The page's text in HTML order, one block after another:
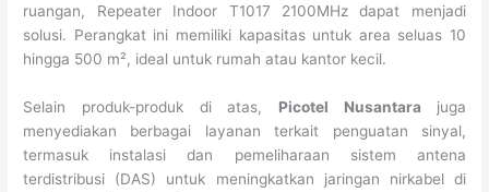
ruangan, Repeater Indoor T1017 2100MHz dapat menjadi
solusi. Perangkat ini memiliki kapasitas untuk area seluas 10
hingga 500 m², ideal untuk rumah atau kantor kecil.
Selain produk-produk di atas, Picotel Nusantara juga
menyediakan berbagai layanan terkait penguatan sinyal,
termasuk instalasi dan pemeliharaan sistem antena
terdistribusi (DAS) untuk meningkatkan jaringan nirkabel di